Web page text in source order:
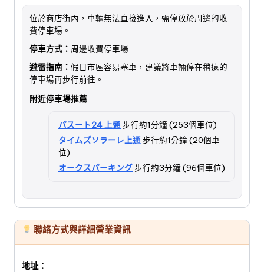
位於商店街內，車輛無法直接進入，需停放於周邊的收
費停車場。
停車方式： 周邊收費停車場
避雷指南： 假日市區容易塞車，建議將車輛停在稍遠的
停車場再步行前往。
附近停車場推薦
パスート24 上通 步行約1分鐘 (253個車位)
タイムズソラーレ上通 步行約1分鐘 (20個車
位)
オークスパーキング步行約3分鐘 (96個車位)
聯絡方式與詳細營業資訊
地址：